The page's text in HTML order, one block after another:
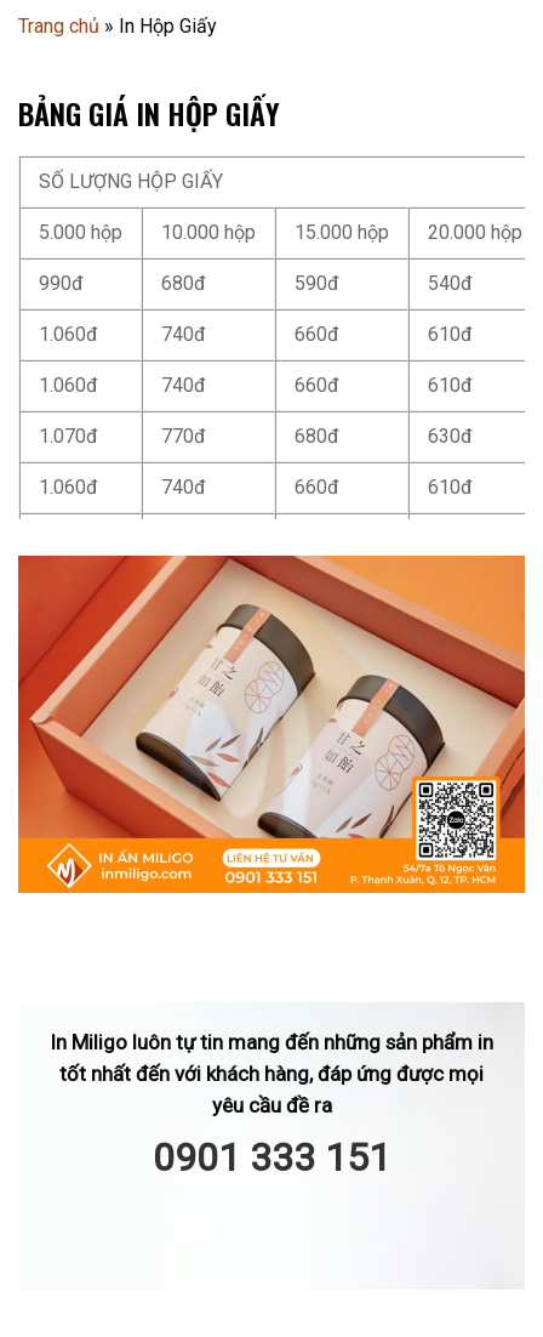
Trang chủ » In Hộp Giấy
BẢNG GIÁ IN HỘP GIẤY
SỐ LƯỢNG HỘP GIẤY
5.000 hộp 10.000 hộp 15.000 hộp 20.000 hộp
990đ 680đ 590đ 540đ
1.060đ 740đ 660đ 610đ
1.060đ 740đ 660đ 610đ
1.070đ 770đ 680đ 630đ
1.060đ 740đ 660đ 610đ
2.450đ 2.190đ 2.130đ
3.870đ 3.610đ 3.520đ 3.450đ
– Kích thước: dài x rộng x cao.– Đơn vị tính: đ/hộp
Kích thước (cm)
(Dài x Rộng x Cao)
100 hộp (đ/hộp) 200 hộp (đ/
4x4x3 6.664 3822
Bảng giá in hộp son, hộp tinh dầu
Kích thước (cm)
(Dài x Rộng x Cao)
100 hộp (đ/hộp)
In Miligo luôn tự tin mang đến những sản phẩm in
tốt nhất đến với khách hàng, đáp ứng được mọi
yêu cầu đề ra
0901 333 151